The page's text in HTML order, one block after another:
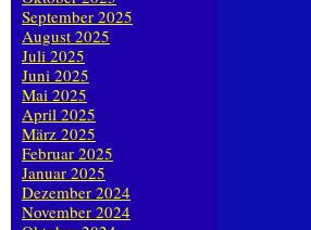
September 2025
August 2025
Juli 2025
Juni 2025
Mai 2025
April 2025
März 2025
Februar 2025
Januar 2025
Dezember 2024
November 2024